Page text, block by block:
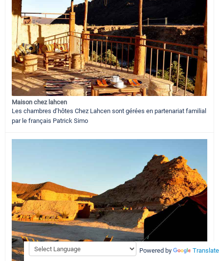
Maison chez lahcen
Les chambres d’hôtes Chez Lahcen sont gérées en partenariat familial
par le français Patrick Simo
Powered by Translate